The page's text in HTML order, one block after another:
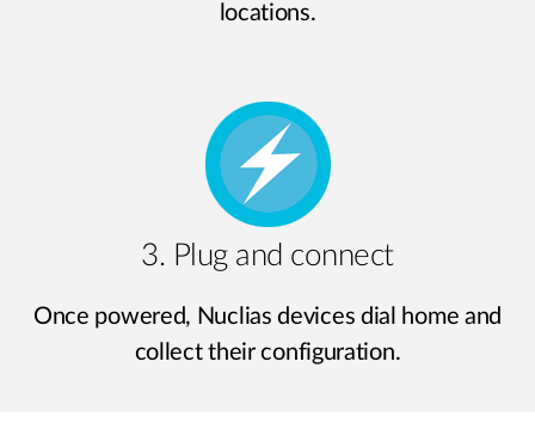
locations.
3. Plug and connect
Once powered, Nuclias devices dial home and
collect their configuration.